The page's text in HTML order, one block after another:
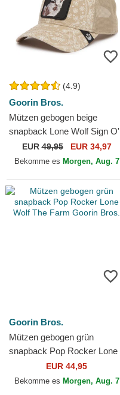
(4.9)
Goorin Bros.
Mützen gebogen beige
snapback Lone Wolf Sign O'
The Times The Farm Paisley
The Farm Goorin Bros.
EUR49,95 EUR 34,97
Bekomme es Morgen, Aug. 7
Goorin Bros.
Mützen gebogen grün
snapback Pop Rocker Lone
Wolf The Farm Goorin Bros.
EUR 44,95
Bekomme es Morgen, Aug. 7